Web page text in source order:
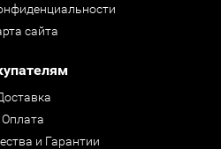
сайта
Оплата
и Гарантии